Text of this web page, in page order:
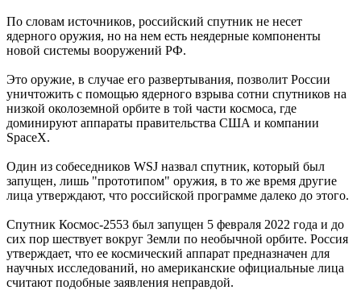
По словам источников, российский спутник не несет
ядерного оружия, но на нем есть неядерные компоненты
новой системы вооружений РФ.
Это оружие, в случае его развертывания, позволит России
уничтожить с помощью ядерного взрыва сотни спутников на
низкой околоземной орбите в той части космоса, где
доминируют аппараты правительства США и компании
SpaceX.
Один из собеседников WSJ назвал спутник, который был
запущен, лишь "прототипом" оружия, в то же время другие
лица утверждают, что российской программе далеко до этого.
Спутник Космос-2553 был запущен 5 февраля 2022 года и до
сих пор шествует вокруг Земли по необычной орбите. Россия
утверждает, что ее космический аппарат предназначен для
научных исследований, но американские официальные лица
считают подобные заявления неправдой.